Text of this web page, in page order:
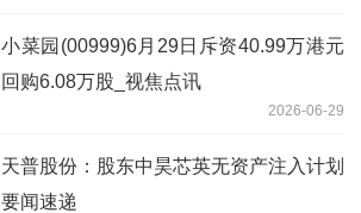
小菜园(00999)6月29日斥资40.99万港元
回购6.08万股_视焦点讯
2026-06-29
天普股份：股东中昊芯英无资产注入计划
要闻速递